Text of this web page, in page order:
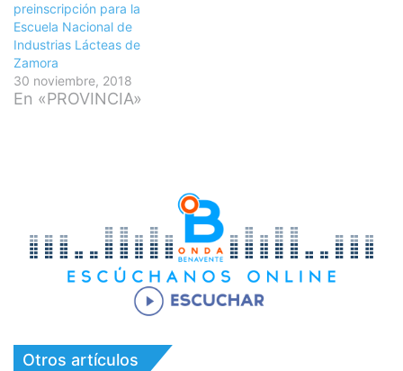
preinscripción para la
Escuela Nacional de
Industrias Lácteas de
Zamora
30 noviembre, 2018
En «PROVINCIA»
Otros artículos